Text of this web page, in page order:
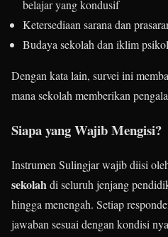
belajar yang kondusif
Ketersediaan sarana dan
Budaya sekolah dan iklim
Dengan kata lain, survei ini
mana sekolah memberikan
Siapa yang Wajib Mengisi?
Instrumen Sulingjar wajib diisi
sekolahdi seluruh jenjang
hingga menengah. Setiap
jawaban sesuai dengan kondisi